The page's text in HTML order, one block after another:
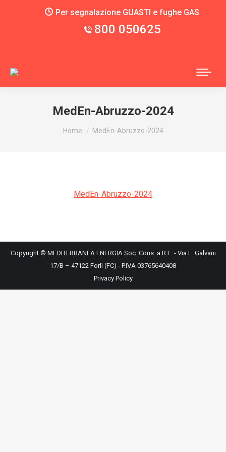
Per segnalazione GUASTI e fughe GAS
800 050625
MedEn-Abruzzo-2024
You are here:
Home MedEn-Abruzzo-2024
MedEn-Abruzzo-2024
Copyright © MEDITERRANEA ENERGIA Soc. Cons. a R.L. - Via L. Galvani
17/B – 47122 Forlì (FC) - P.IVA 03765640408
Privacy Policy